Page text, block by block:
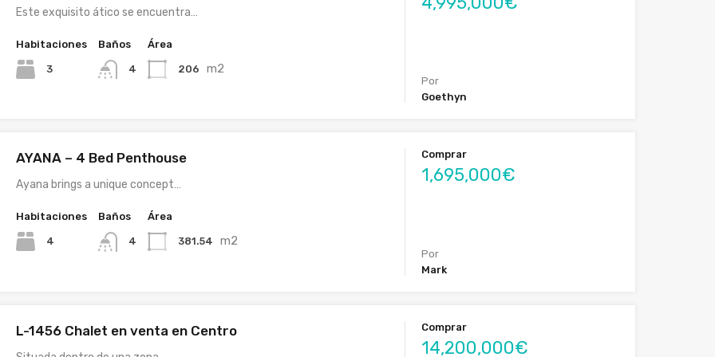
Este exquisito ático se encuentra…
Habitaciones
3
Baños
4
Área
206 m2
Por
Goethyn
AYANA – 4 Bed Penthouse
Ayana brings a unique concept…
Habitaciones
4
Baños
4
Área
381.54 m2
Comprar
1,695,000€
Por
Mark
L-1456 Chalet en venta en Centro Comprar
14,200,000€